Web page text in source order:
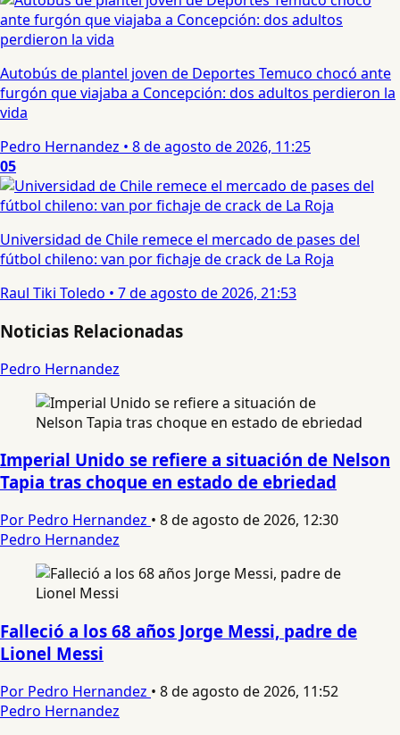
Autobús de plantel joven de Deportes Temuco chocó ante
furgón que viajaba a Concepción: dos adultos perdieron la
vida
Pedro Hernandez • 8 de agosto de 2026, 11:25
05
Universidad de Chile remece el mercado de pases del
fútbol chileno: van por fichaje de crack de La Roja
Raul Tiki Toledo • 7 de agosto de 2026, 21:53
Noticias Relacionadas
Pedro Hernandez
Imperial Unido se refiere a situación de Nelson
Tapia tras choque en estado de ebriedad
Por Pedro Hernandez • 8 de agosto de 2026, 12:30
Pedro Hernandez
Falleció a los 68 años Jorge Messi, padre de
Lionel Messi
Por Pedro Hernandez • 8 de agosto de 2026, 11:52
Pedro Hernandez